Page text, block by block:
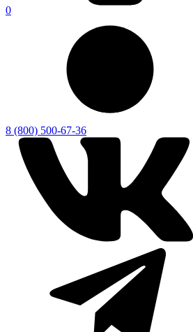
0
8 (800) 500-67-36